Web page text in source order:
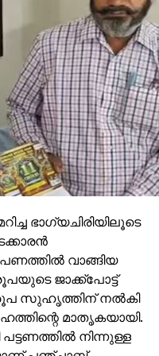
‘ഞാന്‍ മുസ്‌ലിം
അന്യസ്ത്രീയുടെ
ഈ മറുപടി
അവര്‍
എല്ലാവരും
ഞങ്ങളെല്ലാം
ഇന്ന് ലോകത്ത്
ചിന്താരീതി
ലോകം
ഈമാനിന്റെ
ആദര്‍ശവും മതവും
ഭാഗ്യചിരിയിലൂടെ
പണത്തില്‍ വാങ്ങിയ
രൂപയുടെ ജാക്ക്‌പോട്ട്
രൂപ സുഹൃത്തിന് നല്‍കി
മാതൃകയായി.
നിന്നുള്ള